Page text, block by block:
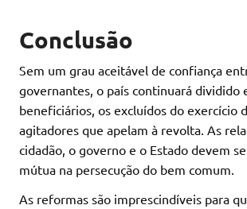
Conclusão
Sem um grau aceitável de confiança
governantes, o país continuará dividido
beneficiários, os excluídos do exercício
agitadores que apelam à revolta. As
cidadão, o governo e o Estado devem
mútua na persecução do bem comum.
As reformas são imprescindíveis para